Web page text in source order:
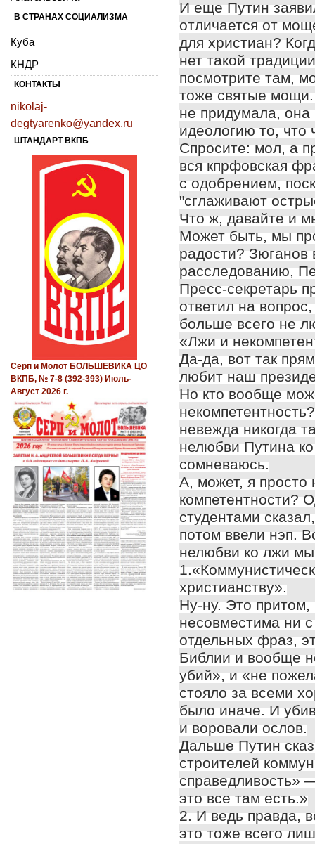
И еще Путин
отличается от
для христиан?
нет такой
посмотрите там,
тоже святые мощи.
не придумала, она
идеологию то, что
Спросите: мол, а
вся кпрфовская
с одобрением,
"сглаживают
Что ж, давайте и
Может быть, мы
радости?
расследованию,
Пресс-секретарь
ответил на
больше всего не
«Лжи и
Да-да, вот так
любит наш
Но кто вообще
невежда никогда
нелюбви Путина
сомневаюсь.
А, может, я просто
компетентности?
студентами
потом ввели нэп.
нелюбви ко лжи
христианству».
Ну-ну. Это притом,
несовместима ни
отдельных фраз,
Библии и вообще
убий», и «не
стояло за всеми
было иначе. И
и воровали ослов.
Дальше Путин
строителей
справедливость»
это все там есть.»
2. И ведь правда,
это тоже всего
В СТРАНАХ СОЦИАЛИЗМА
Куба
КНДР
КОНТАКТЫ
nikolaj-
degtyarenko@yandex.ru
ШТАНДАРТ ВКПБ
Серп и Молот БОЛЬШЕВИКА ЦО
ВКПБ, № 7-8 (392-393) Июль-
Август 2026 г.